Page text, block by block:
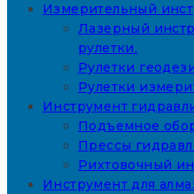
Измерительный
Лазерный
рулетки.
Рулетки
Рулетки
Инструмент
Подъемное
Прессы
Рихтовочный
Инструмент для